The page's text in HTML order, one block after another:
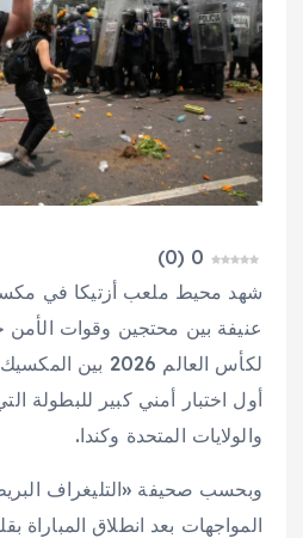
0
(
0
)
شهد محيط ملعب أزتيكا في
عنيفة بين محتجين وقوات الأمن
لكأس العالم 2026
أول اختبار أمني كبير للبطولة
والولايات المتحدة وكندا.
وبحسب صحيفة «التليغراف
المواجهات بعد انطلاق المباراة